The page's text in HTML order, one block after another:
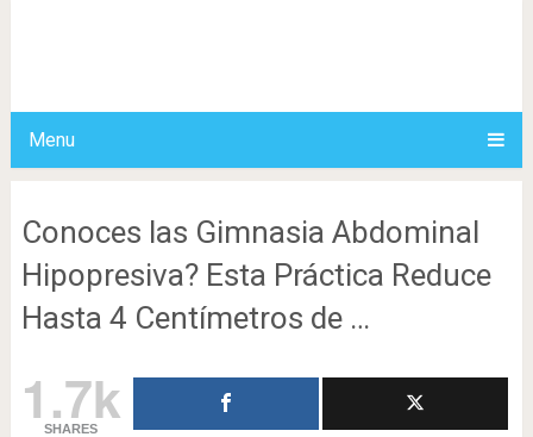
Menu
Conoces las Gimnasia Abdominal
Hipopresiva? Esta Práctica Reduce
Hasta 4 Centímetros de …
1.7k
SHARES